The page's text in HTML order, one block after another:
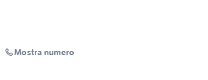
Mostra numero